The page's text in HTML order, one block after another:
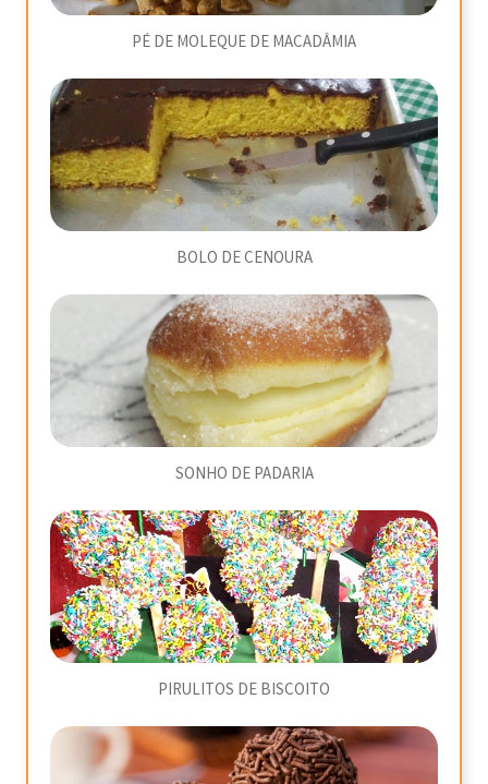
PÉ DE MOLEQUE DE MACADÂMIA
BOLO DE CENOURA
SONHO DE PADARIA
PIRULITOS DE BISCOITO